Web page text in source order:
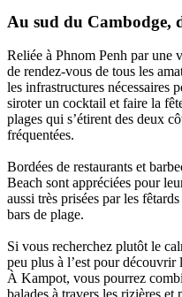
Au sud du Cambodge,
Reliée à Phnom Penh par une
de rendez-vous de tous les
les infrastructures nécessaires
siroter un cocktail et faire la
plages qui s’étirent des deux
fréquentées.
Bordées de restaurants et
Beach sont appréciées pour
aussi très prisées par les
bars de plage.
Si vous recherchez plutôt le
peu plus à l’est pour
À Kampot, vous pourrez